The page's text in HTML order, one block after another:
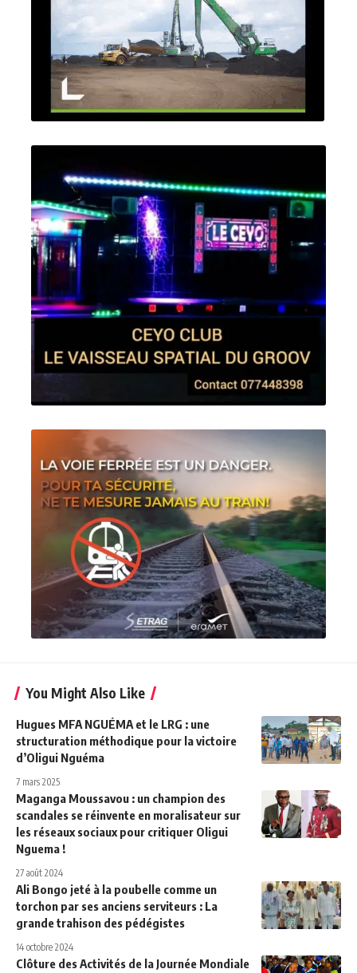
You Might Also Like
Hugues MFA NGUÉMA et le LRG : une
structuration méthodique pour la victoire
d’Oligui Nguéma
7 mars 2025
Maganga Moussavou : un champion des
scandales se réinvente en moralisateur sur
les réseaux sociaux pour critiquer Oligui
Nguema !
27 août 2024
Ali Bongo jeté à la poubelle comme un
torchon par ses anciens serviteurs : La
grande trahison des pédégistes
14 octobre 2024
Clôture des Activités de la Journée Mondiale